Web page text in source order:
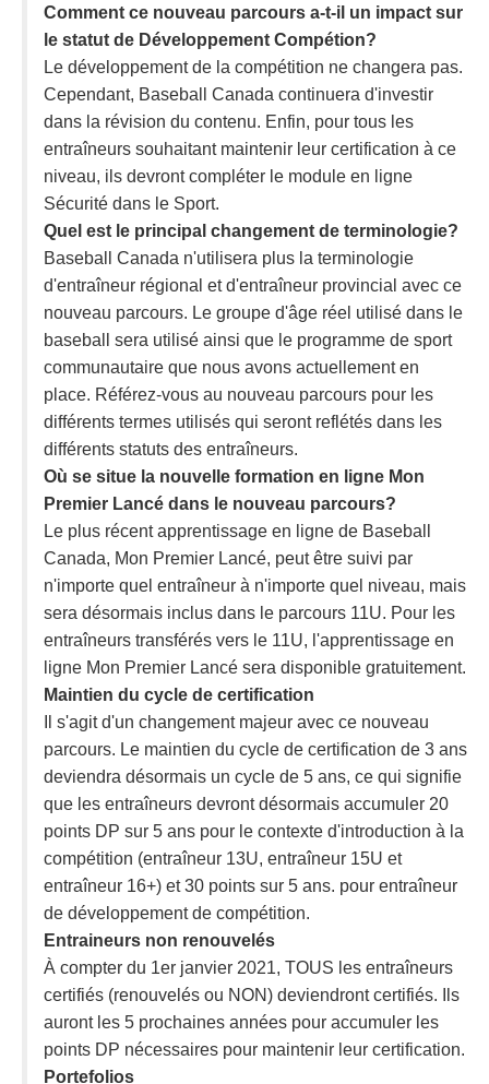
Comment ce nouveau parcours a-t-il un impact sur
le statut de Développement Compétion?
Le développement de la compétition ne changera pas.
Cependant, Baseball Canada continuera d'investir
dans la révision du contenu. Enfin, pour tous les
entraîneurs souhaitant maintenir leur certification à ce
niveau, ils devront compléter le module en ligne
Sécurité dans le Sport.
Quel est le principal changement de terminologie?
Baseball Canada n'utilisera plus la terminologie
d'entraîneur régional et d'entraîneur provincial avec ce
nouveau parcours. Le groupe d'âge réel utilisé dans le
baseball sera utilisé ainsi que le programme de sport
communautaire que nous avons actuellement en
place. Référez-vous au nouveau parcours pour les
différents termes utilisés qui seront reflétés dans les
différents statuts des entraîneurs.
Où se situe la nouvelle formation en ligne Mon
Premier Lancé dans le nouveau parcours?
Le plus récent apprentissage en ligne de Baseball
Canada, Mon Premier Lancé, peut être suivi par
n'importe quel entraîneur à n'importe quel niveau, mais
sera désormais inclus dans le parcours 11U. Pour les
entraîneurs transférés vers le 11U, l'apprentissage en
ligne Mon Premier Lancé sera disponible gratuitement.
Maintien du cycle de certification
Il s'agit d'un changement majeur avec ce nouveau
parcours. Le maintien du cycle de certification de 3 ans
deviendra désormais un cycle de 5 ans, ce qui signifie
que les entraîneurs devront désormais accumuler 20
points DP sur 5 ans pour le contexte d'introduction à la
compétition (entraîneur 13U, entraîneur 15U et
entraîneur 16+) et 30 points sur 5 ans. pour entraîneur
de développement de compétition.
Entraineurs non renouvelés
À compter du 1er janvier 2021, TOUS les entraîneurs
certifiés (renouvelés ou NON) deviendront certifiés. Ils
auront les 5 prochaines années pour accumuler les
points DP nécessaires pour maintenir leur certification.
Portefolios